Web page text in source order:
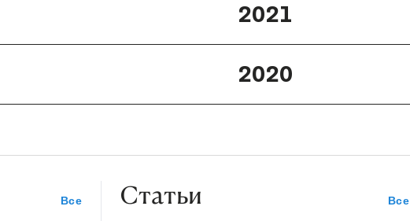
2021
2020
Все Статьи Все